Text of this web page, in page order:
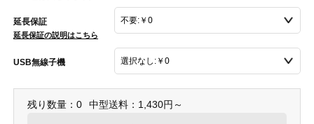
延長保証
延長保証の説明はこちら
USB無線子機
残り数量：0 中型送料：1,430円～